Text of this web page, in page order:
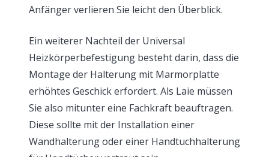
Anfänger verlieren Sie leicht den Überblick.
Ein weiterer Nachteil der Universal
Heizkörperbefestigung besteht darin, dass die
Montage der Halterung mit Marmorplatte
erhöhtes Geschick erfordert. Als Laie müssen
Sie also mitunter eine Fachkraft beauftragen.
Diese sollte mit der Installation einer
Wandhalterung oder einer Handtuchhalterung